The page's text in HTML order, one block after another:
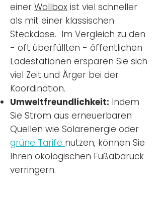
einer Wallbox ist viel schneller
als mit einer klassischen
Steckdose. Im Vergleich zu den
- oft überfüllten - öffentlichen
Ladestationen ersparen Sie sich
viel Zeit und Ärger bei der
Koordination.
Umweltfreundlichkeit: Indem
Sie Strom aus erneuerbaren
Quellen wie Solarenergie oder
grüne Tarife nutzen, können Sie
Ihren ökologischen Fußabdruck
verringern.